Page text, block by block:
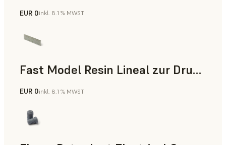
Zahnmedizin
EUR 0inkl. 8.1 % MWST
Fast Model Resin Lineal zur Druckzeitmessung
Standard
EUR 0inkl. 8.1 % MWST